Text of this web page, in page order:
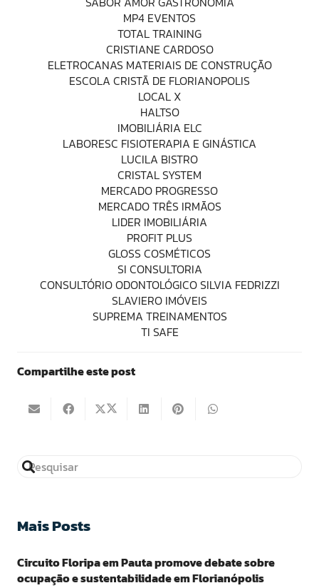
MP4 EVENTOS
TOTAL TRAINING
CRISTIANE CARDOSO
ELETROCANAS MATERIAIS DE CONSTRUÇÃO
ESCOLA CRISTÃ DE FLORIANOPOLIS
LOCAL X
HALTSO
IMOBILIÁRIA ELC
LABORESC FISIOTERAPIA E GINÁSTICA
LUCILA BISTRO
CRISTAL SYSTEM
MERCADO PROGRESSO
MERCADO TRÊS IRMÃOS
LIDER IMOBILIÁRIA
PROFIT PLUS
GLOSS COSMÉTICOS
SI CONSULTORIA
CONSULTÓRIO ODONTOLÓGICO SILVIA FEDRIZZI
SLAVIERO IMÓVEIS
SUPREMA TREINAMENTOS
TI SAFE
Compartilhe este post
Mais Posts
Circuito Floripa em Pauta promove debate sobre
ocupação e sustentabilidade em Florianópolis